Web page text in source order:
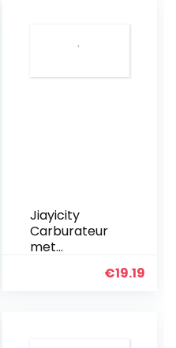
Jiayicity
Carburateur
met
€19.19